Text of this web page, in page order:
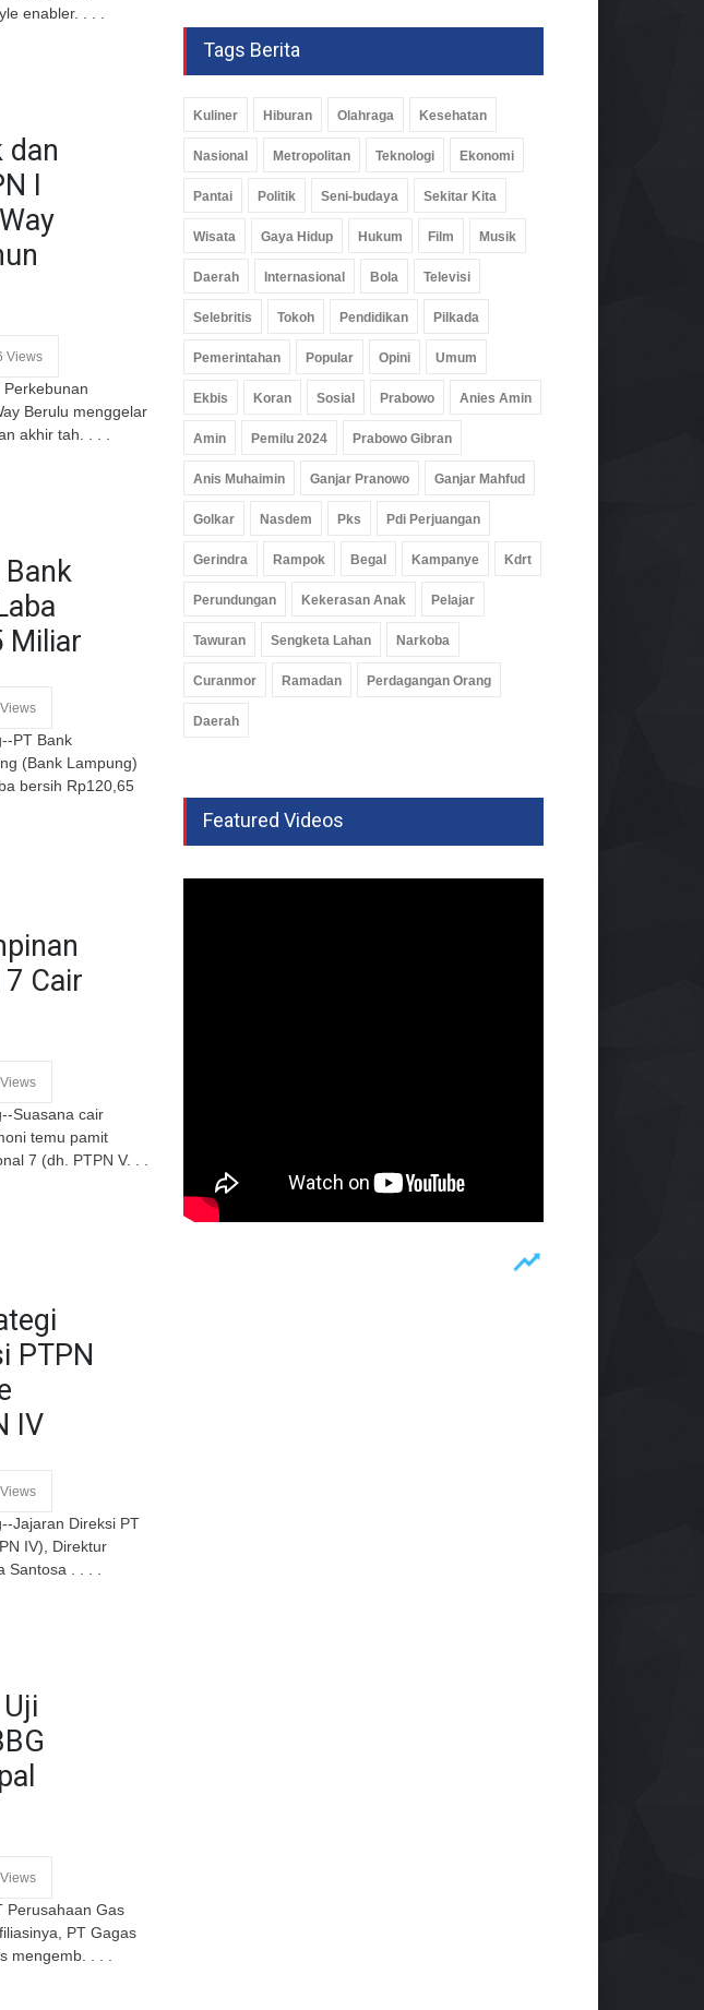
enabler. . . .
dan
I
Views
Berulu menggelar
akhir tah. . . .
Miliar
PT Bank
(Bank Lampung)
bersih Rp120,65
Cair
Suasana cair
temu pamit
7 (dh. PTPN V. . .
PTPN
IV
Jajaran Direksi PT
IV), Direktur
. . . .
Perusahaan Gas
PT Gagas
mengemb. . . .
Tags Berita
Kuliner Hiburan Olahraga Kesehatan
Nasional Metropolitan Teknologi Ekonomi
Pantai Politik Seni-budaya Sekitar Kita
Wisata Gaya Hidup Hukum Film Musik
Daerah Internasional Bola Televisi
Selebritis Tokoh Pendidikan Pilkada
Pemerintahan Popular Opini Umum
Ekbis Koran Sosial Prabowo Anies Amin
Amin Pemilu 2024 Prabowo Gibran
Anis Muhaimin Ganjar Pranowo Ganjar Mahfud
Golkar Nasdem Pks Pdi Perjuangan
Gerindra Rampok Begal Kampanye Kdrt
Perundungan Kekerasan Anak Pelajar
Tawuran Sengketa Lahan Narkoba
Curanmor Ramadan Perdagangan Orang
Daerah
Featured Videos